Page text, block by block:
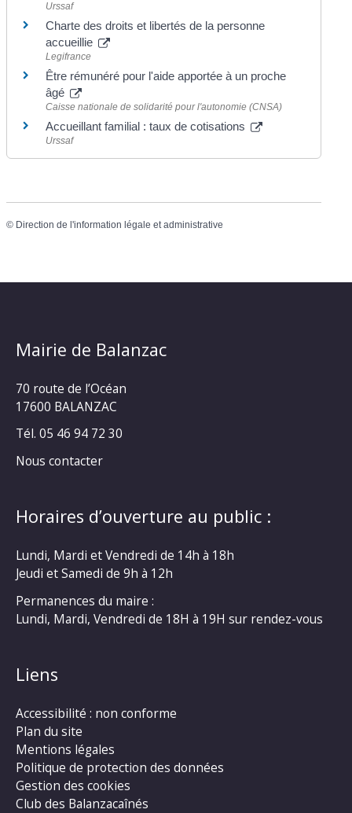
Urssaf
Charte des droits et libertés de la personne
accueillie
Legifrance
Être rémunéré pour l'aide apportée à un proche
âgé
Caisse nationale de solidarité pour l'autonomie (CNSA)
Accueillant familial : taux de cotisations
Urssaf
© Direction de l'information légale et administrative
Mairie de Balanzac
70 route de l’Océan
17600 BALANZAC
Tél. 05 46 94 72 30
Nous contacter
Horaires d’ouverture au public :
Lundi, Mardi et Vendredi de 14h à 18h
Jeudi et Samedi de 9h à 12h
Permanences du maire :
Lundi, Mardi, Vendredi de 18H à 19H sur rendez-vous
Liens
Accessibilité : non conforme
Plan du site
Mentions légales
Politique de protection des données
Gestion des cookies
Club des Balanzacaînés